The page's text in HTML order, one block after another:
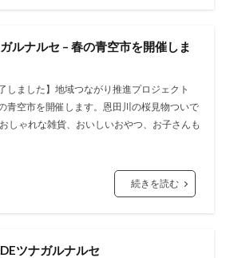
ルナルセ – 春の青空市を開催しま
しました】地域つながり推進プロジェクト
青空市を開催します。恩田川の桜見物ついで
しゃれな雑貨、おいしいおやつ、お子さんも
続きを読む
ツナガルナルセ